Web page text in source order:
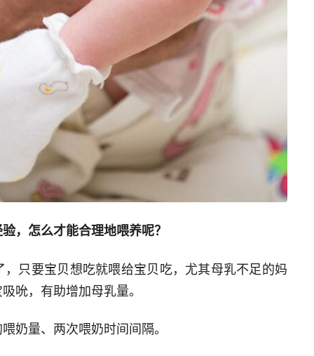
，怎么才能合理地喂养呢？
，只要宝贝想吃就喂给宝贝吃，尤其母乳不足的妈
吮，有助增加母乳量。
奶量、两次喂奶时间间隔。